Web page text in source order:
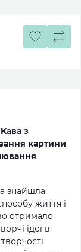
з
картини
знайшла
життя і
отримало
ідеї в